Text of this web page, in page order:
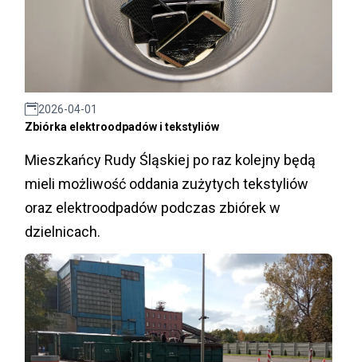
2026-04-01
Zbiórka elektroodpadów i tekstyliów
Mieszkańcy Rudy Śląskiej po raz kolejny będą
mieli możliwość oddania zużytych tekstyliów
oraz elektroodpadów podczas zbiórek w
dzielnicach.